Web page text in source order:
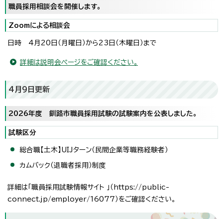
職員採用相談会を開催します。
Zoomによる相談会
日時 4月20日（月曜日）から23日（木曜日）まで
詳細は説明会ページをご確認ください。
4月9日更新
2026年度 釧路市職員採用試験の試験案内を公表しました。
試験区分
総合職【土木】UIJターン（民間企業等職務経験者）
カムバック（退職者採用）制度
詳細は「職員採用試験情報サイト 」（https://public-
connect.jp/employer/16077）をご確認ください。